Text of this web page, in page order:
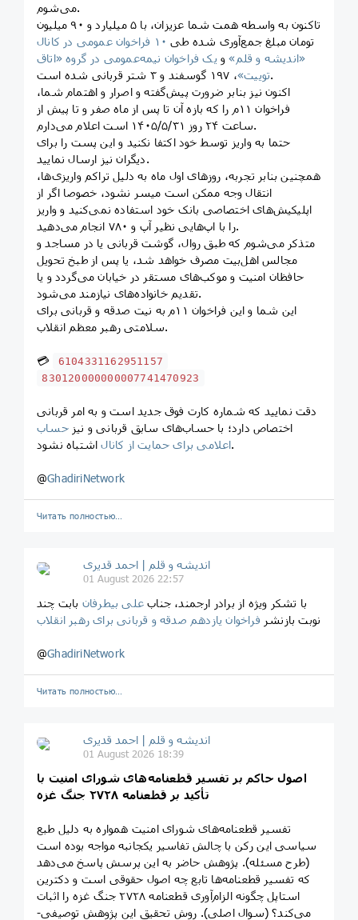
می‌شوم.
تاکنون به واسطه همت شما عزیزان، با ۵ میلیارد و ۹۰ میلیون
تومان مبلغ جمع‌آوری شده طی
۱۰ فراخوان عمومی در کانال
«اندیشه و قلم»و یک فراخوان نیمه‌عمومی در گروه «اتاق
توییت»، ۱۹۷ گوسفند و ۳ شتر قربانی شده است.
اکنون نیز بنابر ضرورت پیش‌گفته و اصرار و اهتمام شما،
فراخوان ۱۱م را که بازه آن تا پس از ماه صفر و تا پیش از
ساعت ۲۴ روز ۱۴۰۵/۵/۳۱ است اعلام می‌دارم.
حتما به واریز توسط خود اکتفا نکنید و این پست را برای
دیگران نیز ارسال نمایید.
همچنین بنابر تجربه، روزهای اول ماه به دلیل تراکم واریزی‌ها،
انتقال وجه ممکن است میسر نشود، خصوصا اگر از
اپلیکیش‌های اختصاصی بانک خود استفاده نمی‌کنید و واریز
را با اپ‌هایی نظیر آپ و ۷۸۰ انجام می‌دهید.
متذکر می‌شوم که طبق روال، گوشت قربانی یا در مساجد و
مجالس اهل‌بیت مصرف خواهد شد، یا پس از طبخ تحویل
حافظان امنیت و موکب‌های مستقر در خیابان می‌گردد و یا
تقدیم خانواده‌های نیازمند می‌شود.
این شما و این فراخوان ۱۱م به نیت صدقه و قربانی برای
سلامتی رهبر معظم انقلاب.
💳
6104331162951157
830120000000007741470923
دقت نمایید که شماره کارت فوق جدید است و به امر قربانی
اختصاص دارد؛ با حساب‌های سابق قربانی و نیزحساب
اعلامی برای حمایت از کانالاشتباه نشود.
@GhadiriNetwork
Читать полностью…
اندیشه و قلم | احمد قدیری
01 August 2026 22:57
با تشکر ویژه از برادر ارجمند، جناب علی بیطرفان بابت چند
نوبت بازنشر فراخوان یازدهم صدقه و قربانی برای رهبر انقلاب
@GhadiriNetwork
Читать полностью…
اندیشه و قلم | احمد قدیری
01 August 2026 18:39
اصول حاکم بر تفسیر قطعنامه‌های شورای امنیت با
تأکید بر قطعنامه ۲۷۲۸ جنگ غزه
تفسیر قطعنامه‌های شورای امنیت همواره به دلیل طبع
سیاسی این رکن با چالش تفاسیر یکجانبه مواجه بوده است
(طرح مسئله). پژوهش حاضر به این پرسش پاسخ می‌دهد
که تفسیر قطعنامه‌ها تابع چه اصول حقوقی است و دکترین
استاپل چگونه الزام‌آوری قطعنامه ۲۷۲۸ جنگ غزه را اثبات
می‌کند؟ (سوال اصلی). روش تحقیق این پژوهش توصیفی-